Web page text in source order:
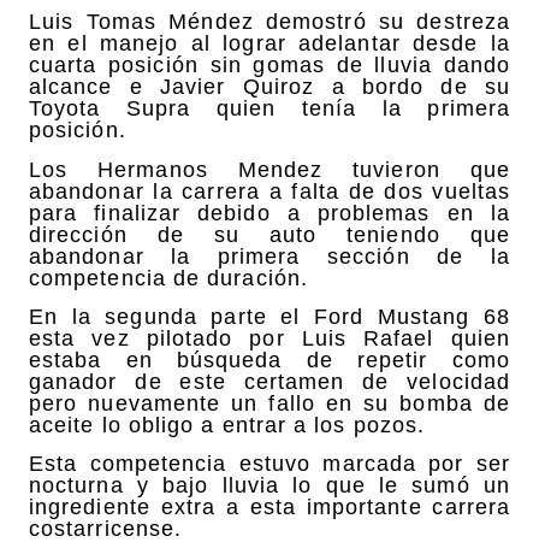
Luis Tomas Méndez demostró su destreza
en el manejo al lograr adelantar desde la
cuarta posición sin gomas de lluvia dando
alcance e Javier Quiroz a bordo de su
Toyota Supra quien tenía la primera
posición.
Los Hermanos Mendez tuvieron que
abandonar la carrera a falta de dos vueltas
para finalizar debido a problemas en la
dirección de su auto teniendo que
abandonar la primera sección de la
competencia de duración.
En la segunda parte el Ford Mustang 68
esta vez pilotado por Luis Rafael quien
estaba en búsqueda de repetir como
ganador de este certamen de velocidad
pero nuevamente un fallo en su bomba de
aceite lo obligo a entrar a los pozos.
Esta competencia estuvo marcada por ser
nocturna y bajo lluvia lo que le sumó un
ingrediente extra a esta importante carrera
costarricense.